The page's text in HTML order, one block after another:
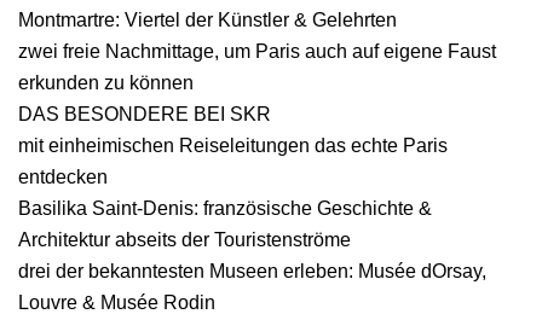
Montmartre: Viertel der Künstler & Gelehrten
zwei freie Nachmittage, um Paris auch auf eigene Faust
erkunden zu können
DAS BESONDERE BEI SKR
mit einheimischen Reiseleitungen das echte Paris
entdecken
Basilika Saint-Denis: französische Geschichte &
Architektur abseits der Touristenströme
drei der bekanntesten Museen erleben: Musée dOrsay,
Louvre & Musée Rodin